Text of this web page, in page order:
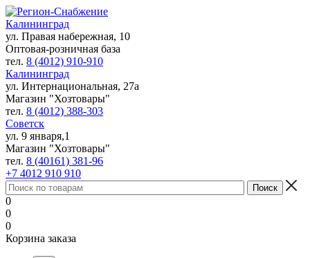
Калининград
ул. Правая набережная, 10
Оптовая-розничная база
тел. 8 (4012) 910-910
Калининград
ул. Интернациональная, 27а
Магазин "Хозтовары"
тел. 8 (4012) 388-303
Советск
ул. 9 января,1
Магазин "Хозтовары"
тел. 8 (40161) 381-96
+7 4012 910 910
0
0
0
Корзина заказа